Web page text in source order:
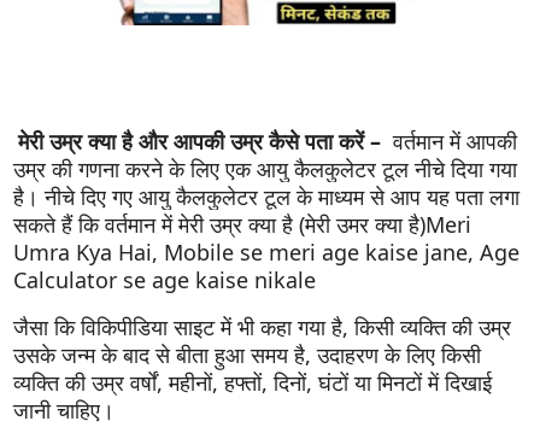
मेरी उम्र क्या है और आपकी उम्र कैसे पता करें – वर्तमान में आपकी
उम्र की गणना करने के लिए एक आयु कैलकुलेटर टूल नीचे दिया गया
है। नीचे दिए गए आयु कैलकुलेटर टूल के माध्यम से आप यह पता लगा
सकते हैं कि वर्तमान में मेरी उम्र क्या है (मेरी उमर क्या है)Meri
Umra Kya Hai, Mobile se meri age kaise jane, Age
Calculator se age kaise nikale
जैसा कि विकिपीडिया साइट में भी कहा गया है, किसी व्यक्ति की उम्र
उसके जन्म के बाद से बीता हुआ समय है, उदाहरण के लिए किसी
व्यक्ति की उम्र वर्षों, महीनों, हफ्तों, दिनों, घंटों या मिनटों में दिखाई
जानी चाहिए।